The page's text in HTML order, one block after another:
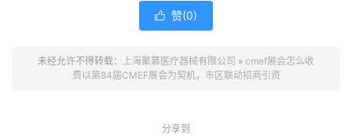
 赞(0)
未经允许不得转载： 上海聚慕医疗器械有限公司 » cmef展会怎么收
费以第84届CMEF展会为契机，市区联动招商引资
分享到